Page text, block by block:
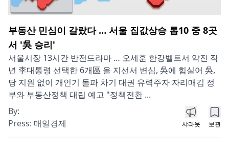
부동산 민심이 갈랐다 … 서울 집값상승 톱10 중 8곳
서 '吳 승리'
서울시장 13시간 반전드라마 … 오세훈 한강벨트서 약진 작
년 李대통령 선택한 6개區 올 지선서 변심, 吳에 힘실어 吳,
당 지원 없이 개인기 돌파 차기 대권 유력주자 자리매김 정
부와 부동산정책 대립 예고 "정책전환 ...
By:
Press: 매일경제 샤라웃 보관